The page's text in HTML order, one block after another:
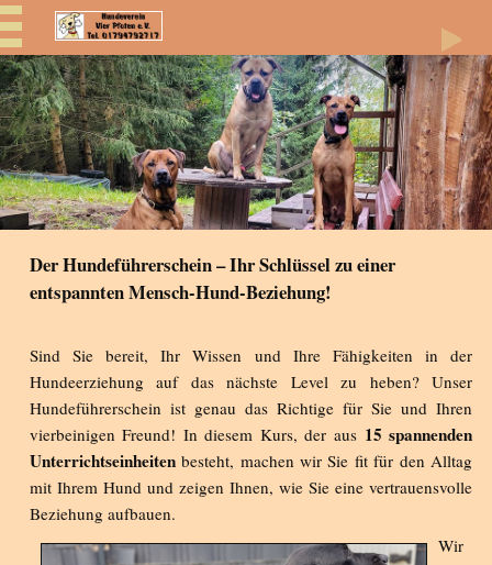
Der Hundeführerschein – Ihr Schlüssel zu einer
entspannten Mensch-Hund-Beziehung!
Sind Sie bereit, Ihr Wissen und Ihre Fähigkeiten in der
Hundeerziehung auf das nächste Level zu heben? Unser
Hundeführerschein ist genau das Richtige für Sie und Ihren
vierbeinigen Freund! In diesem Kurs, der aus 15 spannenden
Unterrichtseinheitenbesteht, machen wir Sie fit für den Alltag
mit Ihrem Hund und zeigen Ihnen, wie Sie eine vertrauensvolle
Beziehung aufbauen.
Wir